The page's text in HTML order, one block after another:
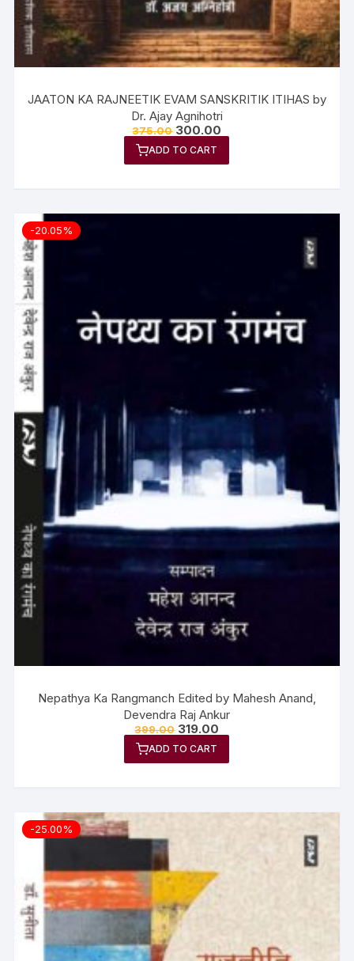
JAATON KA RAJNEETIK EVAM SANSKRITIK ITIHAS by
Dr. Ajay Agnihotri
375.00 300.00
ADD TO CART
-20.05%
Nepathya Ka Rangmanch Edited by Mahesh Anand,
Devendra Raj Ankur
399.00 319.00
ADD TO CART
-25.00%